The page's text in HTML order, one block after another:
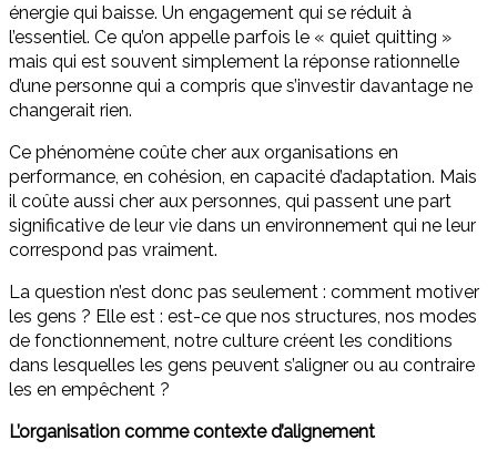
énergie qui baisse. Un engagement qui se réduit à
l’essentiel. Ce qu’on appelle parfois le « quiet quitting »
mais qui est souvent simplement la réponse rationnelle
d’une personne qui a compris que s’investir davantage ne
changerait rien.
Ce phénomène coûte cher aux organisations en
performance, en cohésion, en capacité d’adaptation. Mais
il coûte aussi cher aux personnes, qui passent une part
significative de leur vie dans un environnement qui ne leur
correspond pas vraiment.
La question n’est donc pas seulement : comment motiver
les gens ? Elle est : est-ce que nos structures, nos modes
de fonctionnement, notre culture créent les conditions
dans lesquelles les gens peuvent s’aligner ou au contraire
les en empêchent ?
L’organisation comme contexte d’alignement